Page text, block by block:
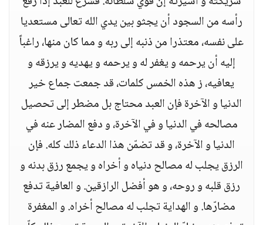
رأسه من السجود أن يجثو بين يدي الله تعالى مستعديا
على نفسه، معتذرا من ذنبه إلى ربه و مما كان منها، راغباً
إليه أن يرحمه و يغفر له و يرحمه و يهديه و يرزقه و
يعافيه، ز هذه الخمس كلمات، قد جمعت جماع خير
الدنيا و الآخرة فإن العبد محتاج بل مضطر إلى تحصيل
مصالحه في الدنيا و في الآخرة، و دفع المضار عنه في
الدنيا و الآخرة، و قد تضمّن هذا الدعاء ذلك كله. فإن
الرزق يجلب له مصالح دنياه و أخراه و يجمع رزق بدنه و
رزق قلبه و روحه، و هو أفضل الرازقين. و العافية تدفع
مضارّها. و الهداية تجلب له مصالح أخراه. و المغفرة